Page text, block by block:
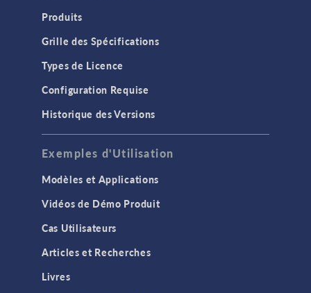
Produits
Grille des Spécifications
Types de Licence
Configuration Requise
Historique des Versions
Exemples d'Utilisation
Modèles et Applications
Vidéos de Démo Produit
Cas Utilisateurs
Articles et Recherches
Livres